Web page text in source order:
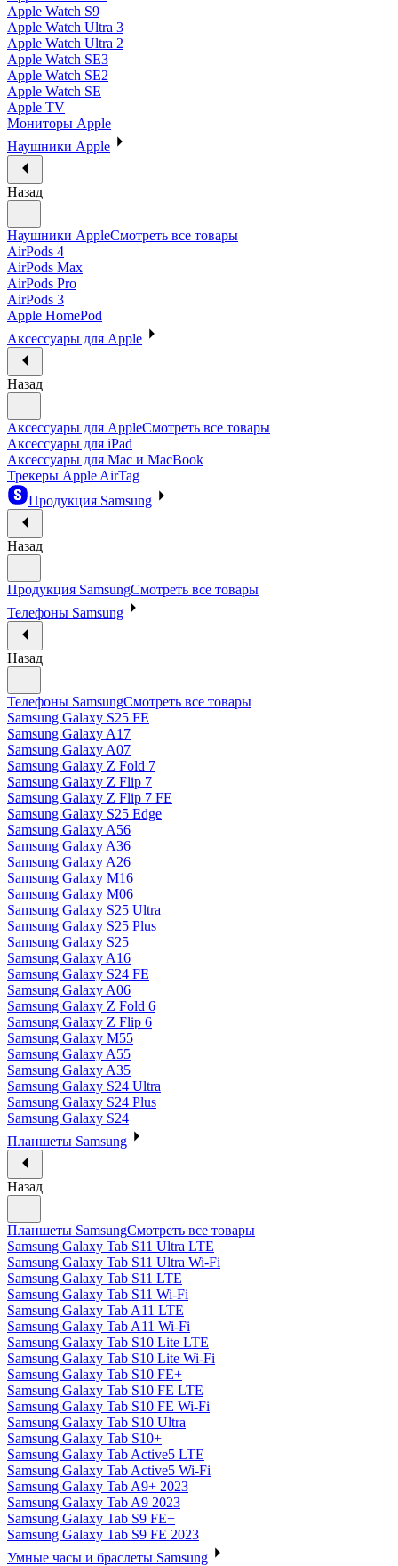
Apple Watch S9
Apple Watch Ultra 3
Apple Watch Ultra 2
Apple Watch SE3
Apple Watch SE2
Apple Watch SE
Apple TV
Мониторы Apple
Наушники Apple
Назад
Наушники AppleСмотреть все товары
AirPods 4
AirPods Max
AirPods Pro
AirPods 3
Apple HomePod
Аксессуары для Apple
Назад
Аксессуары для AppleСмотреть все товары
Аксессуары для iPad
Аксессуары для Mac и MacBook
Трекеры Apple AirTag
Продукция Samsung
Назад
Продукция SamsungСмотреть все товары
Телефоны Samsung
Назад
Телефоны SamsungСмотреть все товары
Samsung Galaxy S25 FE
Samsung Galaxy A17
Samsung Galaxy A07
Samsung Galaxy Z Fold 7
Samsung Galaxy Z Flip 7
Samsung Galaxy Z Flip 7 FE
Samsung Galaxy S25 Edge
Samsung Galaxy A56
Samsung Galaxy A36
Samsung Galaxy A26
Samsung Galaxy M16
Samsung Galaxy M06
Samsung Galaxy S25 Ultra
Samsung Galaxy S25 Plus
Samsung Galaxy S25
Samsung Galaxy A16
Samsung Galaxy S24 FE
Samsung Galaxy A06
Samsung Galaxy Z Fold 6
Samsung Galaxy Z Flip 6
Samsung Galaxy M55
Samsung Galaxy A55
Samsung Galaxy A35
Samsung Galaxy S24 Ultra
Samsung Galaxy S24 Plus
Samsung Galaxy S24
Планшеты Samsung
Назад
Планшеты SamsungСмотреть все товары
Samsung Galaxy Tab S11 Ultra LTE
Samsung Galaxy Tab S11 Ultra Wi-Fi
Samsung Galaxy Tab S11 LTE
Samsung Galaxy Tab S11 Wi-Fi
Samsung Galaxy Tab A11 LTE
Samsung Galaxy Tab A11 Wi-Fi
Samsung Galaxy Tab S10 Lite LTE
Samsung Galaxy Tab S10 Lite Wi-Fi
Samsung Galaxy Tab S10 FE+
Samsung Galaxy Tab S10 FE LTE
Samsung Galaxy Tab S10 FE Wi-Fi
Samsung Galaxy Tab S10 Ultra
Samsung Galaxy Tab S10+
Samsung Galaxy Tab Active5 LTE
Samsung Galaxy Tab Active5 Wi-Fi
Samsung Galaxy Tab A9+ 2023
Samsung Galaxy Tab A9 2023
Samsung Galaxy Tab S9 FE+
Samsung Galaxy Tab S9 FE 2023
Умные часы и браслеты Samsung